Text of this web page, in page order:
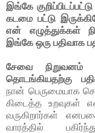
இங்கே
கடமை பட்டு
என் எழுத்துக்கள்
இங்கே ஒரு பதிவாக
சேவை
தொடங்கியதற்கு
நான் பெருமையாக
கிடைத்த உறவுகள்
வருகிறார்கள்
வாரத்தில்